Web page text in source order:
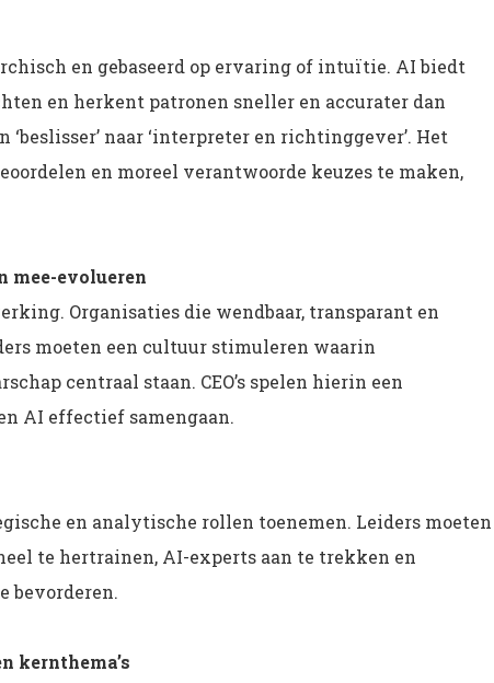
en gebaseerd op ervaring of intuïtie. AI biedt
en herkent patronen sneller en accurater dan
naar ‘interpreter en richtinggever’. Het
en moreel verantwoorde keuzes te maken,
mee-evolueren
Organisaties die wendbaar, transparant en
moeten een cultuur stimuleren waarin
centraal staan. CEO’s spelen hierin een
AI effectief samengaan.
en analytische rollen toenemen. Leiders moeten
te hertrainen, AI-experts aan te trekken en
bevorderen.
kernthema’s